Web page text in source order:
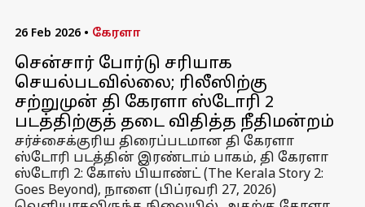
26 Feb 2026 • கேரளா
சென்சார் போர்டு சரியாக
செயல்படவில்லை; ரிலீஸிற்கு
சற்றுமுன் தி கேரளா ஸ்டோரி 2
படத்திற்குத் தடை விதித்த நீதிமன்றம்
சர்ச்சைக்குரிய திரைப்படமான தி கேரளா
ஸ்டோரி படத்தின் இரண்டாம் பாகம், தி கேரளா
ஸ்டோரி 2: கோஸ் பியாண்ட் (The Kerala Story 2:
Goes Beyond), நாளை (பிப்ரவரி 27, 2026)